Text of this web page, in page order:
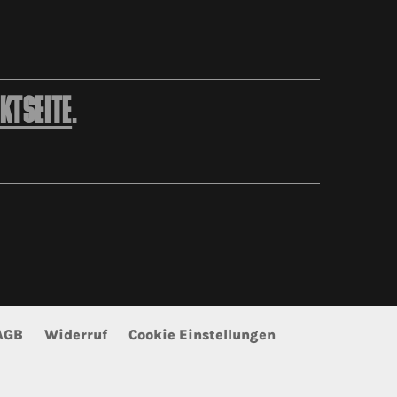
.
Widerruf Cookie Einstellungen